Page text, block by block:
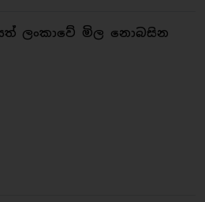
ලංකාවේ මිල නොබසින